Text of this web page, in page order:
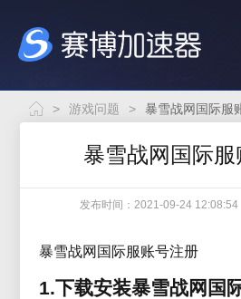
> 游戏问题 > 暴雪战网国际服
暴雪战网国际
发布时间：2021-09-24 12:08:54
暴雪战网国际服账号注册
1.下载安装暴雪战网国